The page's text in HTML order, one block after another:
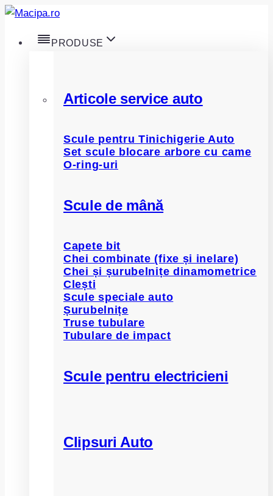
Skip
content
PRODUSE
Articole service auto
Scule pentru Tinichigerie Auto
Set scule blocare arbore cu came
O-ring-uri
Scule de mână
Capete bit
Chei combinate (fixe și inelare)
Chei și șurubelnițe dinamometrice
Clești
Scule speciale auto
Șurubelnițe
Truse tubulare
Tubulare de impact
Scule pentru electricieni
Clipsuri Auto